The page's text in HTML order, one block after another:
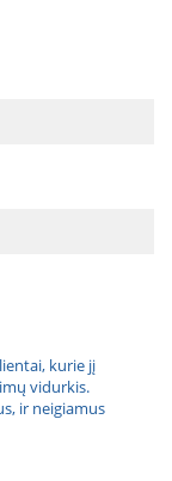
kurie jį
vidurkis.
ir neigiamus